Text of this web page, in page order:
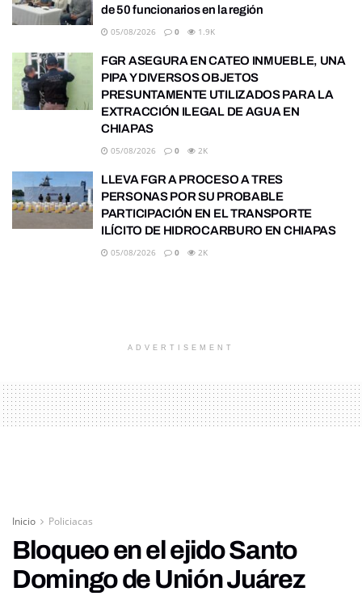
de 50 funcionarios en la región
05/08/2026 0 1.9K
FGR ASEGURA EN CATEO INMUEBLE, UNA
PIPA Y DIVERSOS OBJETOS
PRESUNTAMENTE UTILIZADOS PARA LA
EXTRACCIÓN ILEGAL DE AGUA EN
CHIAPAS
05/08/2026 0 2K
LLEVA FGR A PROCESO A TRES
PERSONAS POR SU PROBABLE
PARTICIPACIÓN EN EL TRANSPORTE
ILÍCITO DE HIDROCARBURO EN CHIAPAS
05/08/2026 0 2K
ADVERTISEMENT
Inicio Policiacas
Bloqueo en el ejido Santo
Domingo de Unión Juárez